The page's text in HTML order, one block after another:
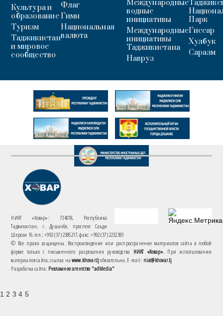
Культура и
образование
Туризм
Таджикистан
и мировое
сообщество
Флаг
Гимн
Национальная
валюта
Международные
водные
инициативы
Международные
инициативы
Таджикистана
Навруз
Парк
Гиссар
Хулбук
Саразм
НИАТ «Ховар»: 734018, Республика
Таджикистан, г. Душанбе, проспект Саъди
Шерози 16. тел.: +992 (37) 2385217, факс: +992 (37) 2232383
© Все права защищены. Воспроизведение или распространение материалов сайта в любой
форме только с письменного разрешения руководства НИАТ «Ховар». При использовании
материалов сайта, ссылка наwww.khovar.tjобязательна. E-mail: niat@khovar.tj
Разработка сайта: Рекламное агентство "adMedia"
1 2 3 4 5